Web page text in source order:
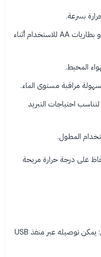
بسرعة.
مصدر طاقة مرن عبر منفذ USB أو بطاريات AA للاستخدام أثناء
المحيط.
مراقبة مستوى الماء.
احتياجات التبريد
المطول.
على درجة حرارة مريحة
يحتوي الجهاز على مصدر طاقة مزدوج: يمكن توصيله عبر منفذ USB